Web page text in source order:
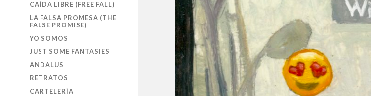
CAÍDA LIBRE (FREE FALL)
LA FALSA PROMESA (THE
FALSE PROMISE)
YO SOMOS
JUST SOME FANTASIES
ANDALUS
RETRATOS
CARTELERÍA